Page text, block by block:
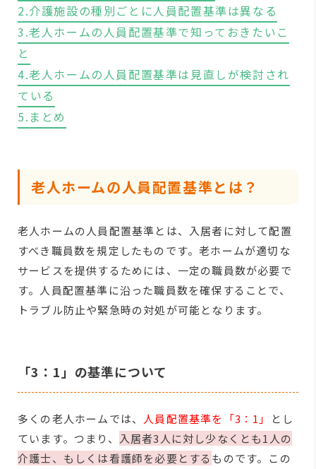
2.介護施設の種別ごとに人員配置基準は異なる
3.老人ホームの人員配置基準で知っておきたいこ
と
4.老人ホームの人員配置基準は見直しが検討され
ている
5.まとめ
老人ホームの人員配置基準とは？
老人ホームの人員配置基準とは、入居者に対して配置
すべき職員数を規定したものです。老ホームが適切な
サービスを提供するためには、一定の職員数が必要で
す。人員配置基準に沿った職員数を確保することで、
トラブル防止や緊急時の対処が可能となります。
「3：1」の基準について
多くの老人ホームでは、 人員配置基準を「3：1」
とし
ています。つまり、
入居者3人に対し少なくとも1人の
介護士、もしくは看護師を必要とする ものです。この